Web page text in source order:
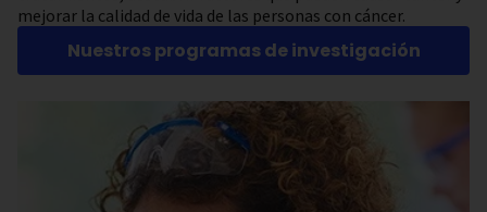
mejorar la calidad de vida de las personas con cáncer.
Nuestros programas de investigación